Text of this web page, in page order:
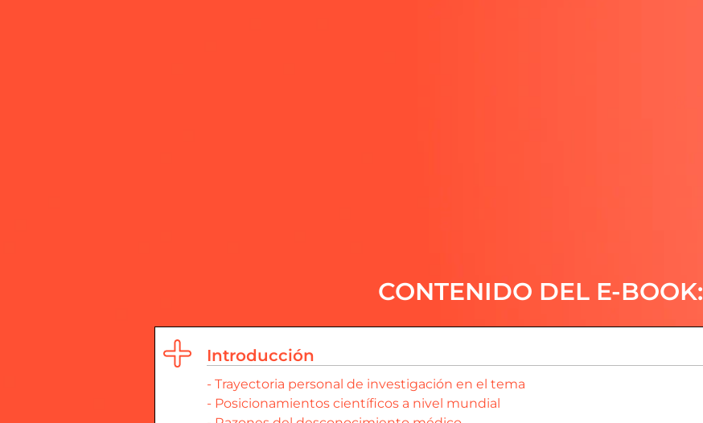
CONTENIDO DEL E-BOOK:
Introducción
- Trayectoria personal de investigación en el tema
- Posicionamientos científicos a nivel mundial